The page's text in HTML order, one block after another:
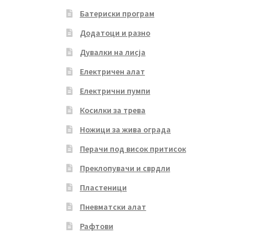
Батериски програм
Додатоци и разно
Дувалки на лисја
Електричен алат
Електрични пумпи
Косилки за трева
Ножици за жива ограда
Перачи под висок притисок
Преклопувачи и сврдли
Пластеници
Пневматски алат
Рафтови